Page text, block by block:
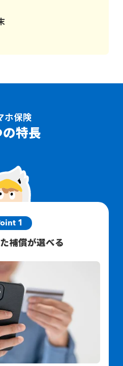
ホ保険
の特長
1
補償が選べる